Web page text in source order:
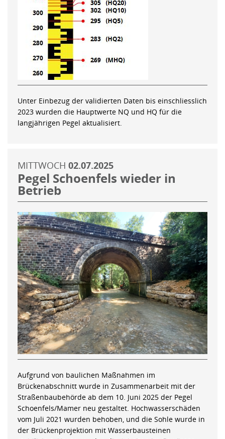
Unter Einbezug der validierten Daten bis einschliesslich
2023 wurden die Hauptwerte NQ und HQ für die
langjährigen Pegel aktualisiert.
MITTWOCH 02.07.2025
Pegel Schoenfels wieder in
Betrieb
Aufgrund von baulichen Maßnahmen im
Brückenabschnitt wurde in Zusammenarbeit mit der
Straßenbaubehörde ab dem 10. Juni 2025 der Pegel
Schoenfels/Mamer neu gestaltet. Hochwasserschäden
vom Juli 2021 wurden behoben, und die Sohle wurde in
der Brückenprojektion mit Wasserbausteinen